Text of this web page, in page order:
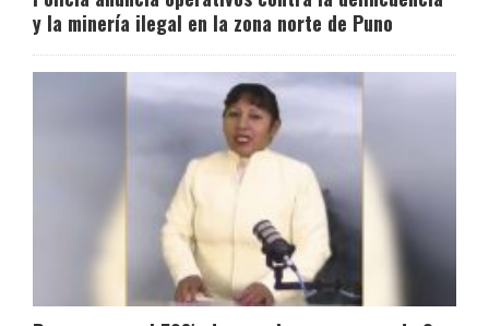
y la minería ilegal en la zona norte de Puno